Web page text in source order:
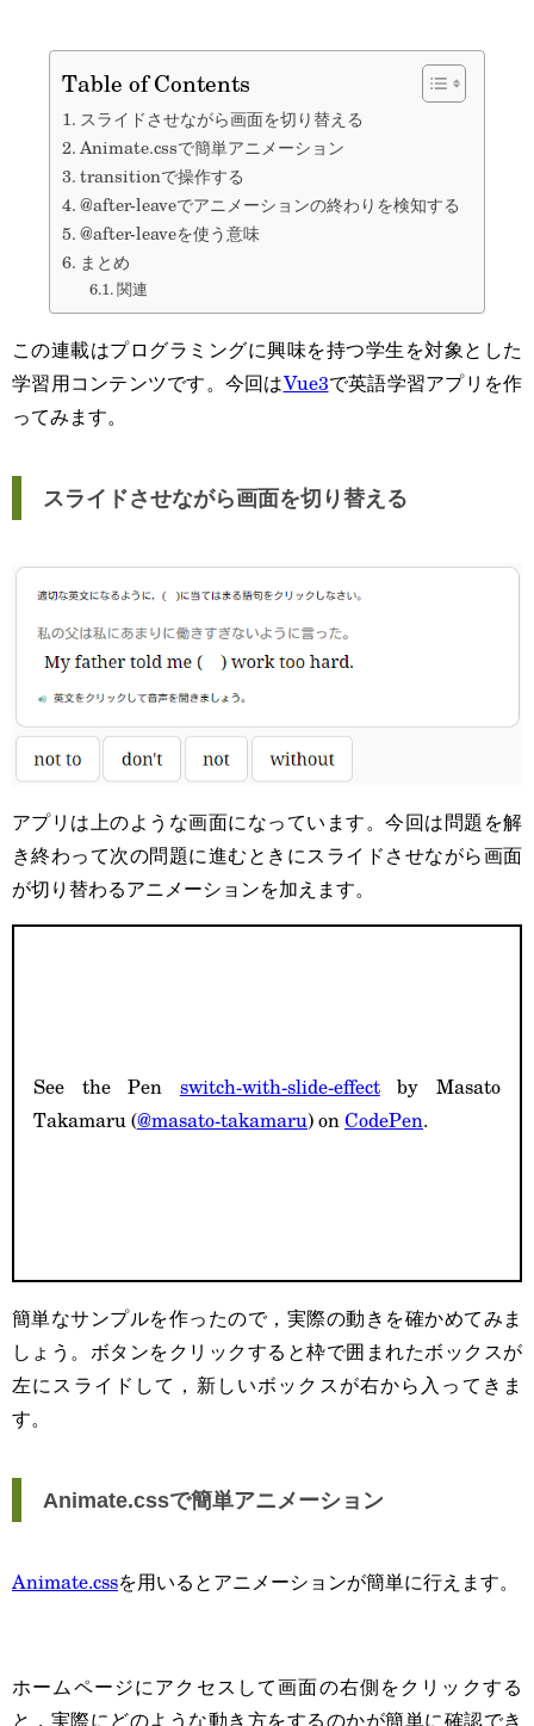
Table of Contents
スライドさせながら画面を切り替える
Animate.cssで簡単アニメーション
transitionで操作する
@after-leaveでアニメーションの終わりを検知する
@after-leaveを使う意味
まとめ
関連
この連載はプログラミングに興味を持つ学生を対象とした
学習用コンテンツです。今回はVue3で英語学習アプリを作
ってみます。
スライドさせながら画面を切り替える
アプリは上のような画面になっています。今回は問題を解
き終わって次の問題に進むときにスライドさせながら画面
が切り替わるアニメーションを加えます。
See the Pen switch-with-slide-effectby Masato
Takamaru (@masato-takamaru) onCodePen.
簡単なサンプルを作ったので，実際の動きを確かめてみま
しょう。ボタンをクリックすると枠で囲まれたボックスが
左にスライドして，新しいボックスが右から入ってきま
す。
Animate.cssで簡単アニメーション
Animate.cssを用いるとアニメーションが簡単に行えます。
ホームページにアクセスして画面の右側をクリックする
と，実際にどのような動き方をするのかが簡単に確認でき